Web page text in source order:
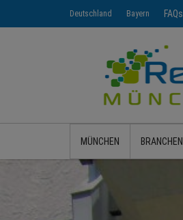
Deutschland Bayern FAQs
MÜNCHEN BRANCHEN